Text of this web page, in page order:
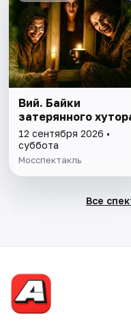
Вий. Байки
затерянного
12 сентября 2026 •
суббота
Мосспектакль
Все